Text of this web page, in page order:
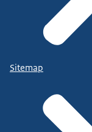
Sitemap